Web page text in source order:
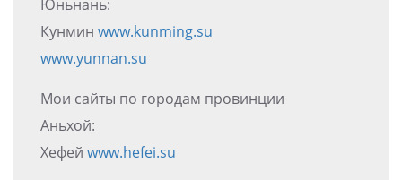
Юньнань:
Кунмин www.kunming.su
www.yunnan.su
Мои сайты по городам провинции
Аньхой:
Хефей www.hefei.su